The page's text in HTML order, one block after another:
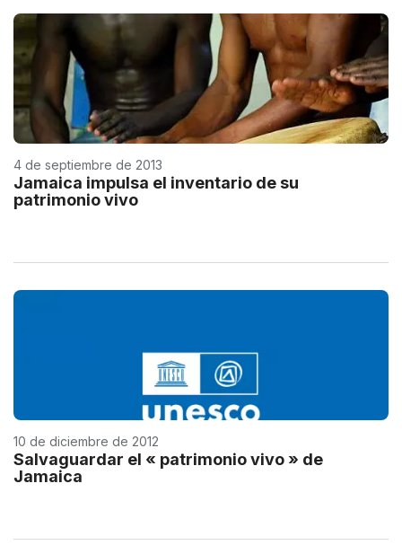
4 de septiembre de 2013
Jamaica impulsa el inventario de su
patrimonio vivo
10 de diciembre de 2012
Salvaguardar el « patrimonio vivo » de
Jamaica